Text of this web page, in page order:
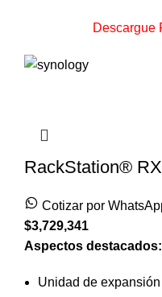
Descargue
RackStation®
Cotizar por
$3,729,341
Aspectos destacados:
Unidad de